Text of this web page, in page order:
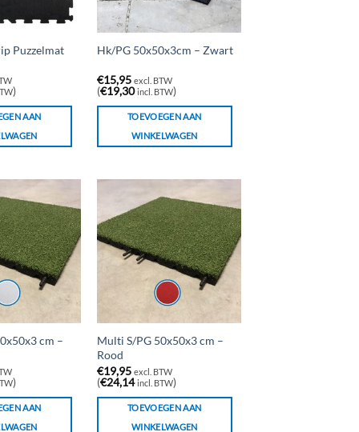
Puzzelmat
)
AAN
Hk/PG 50x50x3cm – Zwart
€15,95 excl. BTW
(€19,30 incl. BTW)
TOEVOEGEN AAN
WINKELWAGEN
cm –
)
AAN
Multi S/PG 50x50x3 cm –
Rood
€19,95 excl. BTW
(€24,14 incl. BTW)
TOEVOEGEN AAN
WINKELWAGEN